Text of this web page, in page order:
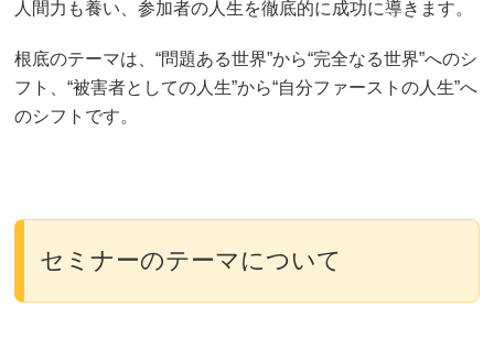
人間力も養い、参加者の人生を徹底的に成功に導きます。
根底のテーマは、“問題ある世界”から“完全なる世界”へのシ
フト、“被害者としての人生”から“自分ファーストの人生”へ
のシフトです。
セミナーのテーマについて